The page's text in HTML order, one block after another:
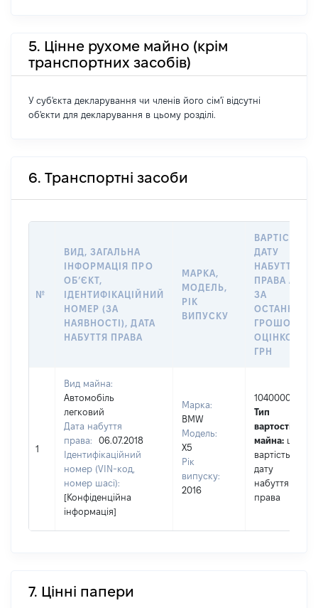
5. Цінне рухоме майно (крім
транспортних засобів)
У суб'єкта декларування чи членів його сім'ї відсутні
об'єкти для декларування в цьому розділі.
6. Транспортні засоби
№
ВИД, ЗАГАЛЬНА
ІНФОРМАЦІЯ ПРО
ОБʼЄКТ,
ІДЕНТИФІКАЦІЙНИЙ
НОМЕР (ЗА
НАЯВНОСТІ), ДАТА
НАБУТТЯ ПРАВА
МАРКА,
МОДЕЛЬ,
РІК
ВИПУСКУ
ВАРТІСТЬ НА
ДАТУ
НАБУТТЯ
ПРАВА АБО
ЗА
ГРОШОВОЮ
ОЦІНКОЮ,
ГРН
1
Вид майна:
Автомобіль
легковий
Дата набуття
права:
06.07.2018
Ідентифікаційний
номер (VIN-код,
номер шасі):
[Конфіденційна
інформація]
Марка:
BMW
Модель:
X5
Рік
випуску:
2016
1040000
Тип
вартості
майна: це
вартість на
дату
набуття
права
7. Цінні папери